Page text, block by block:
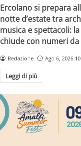
Ercolano si prepara
notte d’estate tra
musica e spettacoli:
chiude con numeri
Redazione Ago 6, 2026
Leggi di più